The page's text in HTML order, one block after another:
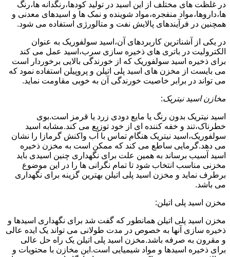
در غلظت های مختلف از این اسید در تولید کودها،رنگدانه ها،رنگ
ها،داروها،مواد منفجره،مواد شوینده و نمک ها و اسیدهای معدنی و
همچنین در فرآیندهای پالایش نفت و متالورژی استفاده می شود.
در یکی از آشناترین کاربردهای آن،اسید سولفوریک به عنوان
الکترولیت در باتری های ذخیره سازی سرب،اسید عمل می کند
برای ذخیره اسید سولفوریک که از خورندگی بالایی برخوردار است
می بایست از مخزن های اسید پلی اتیلن و پروپیلن استفاده نمود که
می تواند در برابر خاصیت خورندگی آن به خوبی مقاومت نماید.
مخازن اسید نیتریک:
اسید نیتریک بدون رنگ یا مایع دودی زرد یا قرمز است.بوی
خطرناک،تند و خفه کننده ای از خود توزیع می کند.مشابه اسید
سولفوریک،اسید نیتریک هنگام تماس با آب واکنش گرمازا را نشان
می دهد.گرمایی ساطع می کند که ممکن است به مخزن ذخیره
اسید آسیب برساند به همین علت برای نگهداری چنین اسیدی باید
مخزنی مناسب انتخاب شود تا تمام نگرانی ها را در این موضوع
برطرف نماید و مخزن اسید پلی اتیلن بهترین گزینه برای نگهداری
می باشد.
مخزن اسید پلی اتیلن:
مخزن اسید پلی اتیلن همانطور که گفت شد برای نگهداری اسیدها و
ذخیره سازی آنها به خصوص در مدت طولانی می تواند یک ایده عالی
و مقرون به صرفه باشد.مخزن اسید پلی اتیلن یک راه حل عالی
برای ذخیره اسیدها و مواد شیمیایی است.این مخازن با محتویات و